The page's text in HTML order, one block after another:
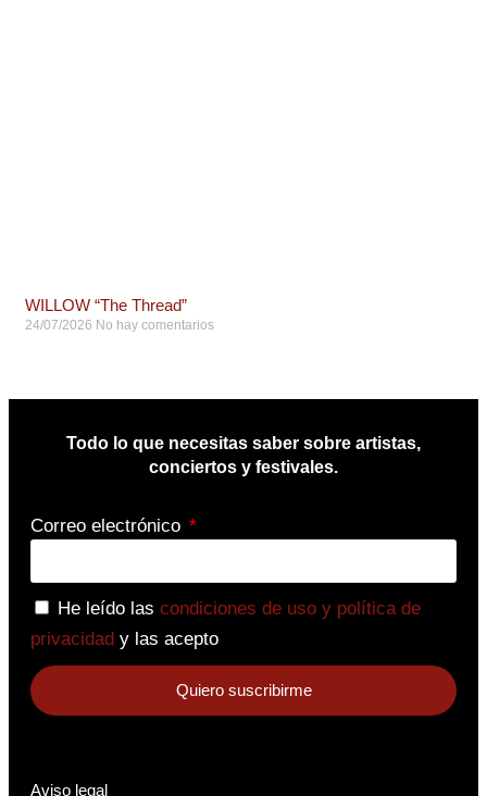
WILLOW “The Thread”
24/07/2026 No hay comentarios
Todo lo que necesitas saber sobre artistas,
conciertos y festivales.
Correo electrónico
He leído las condiciones de uso y política de
privacidad y las acepto
Quiero suscribirme
Aviso legal